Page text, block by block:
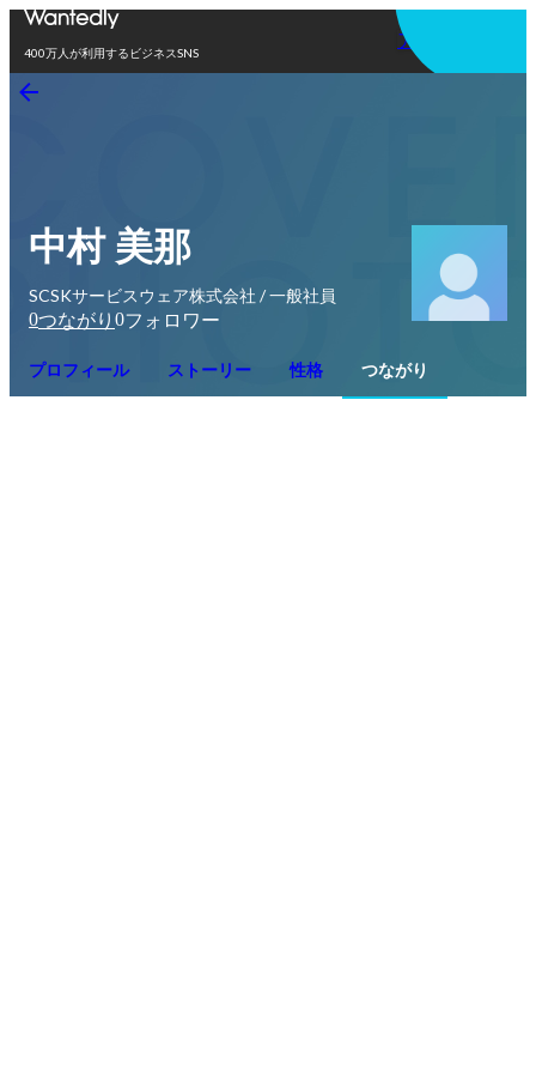
400万人が利用するビジネスSNS
アプリを使う
中村 美那
SCSKサービスウェア株式会社 / 一般社員
0つながり 0フォロワー
プロフィール ストーリー 性格 つながり